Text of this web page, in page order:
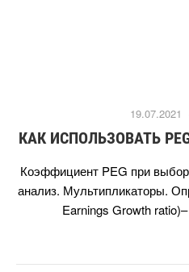
19.07.2021
КАК ИСПОЛЬЗОВАТЬ
Коэффициент PEG при
анализ. Мультипликаторы.
Earnings Growth